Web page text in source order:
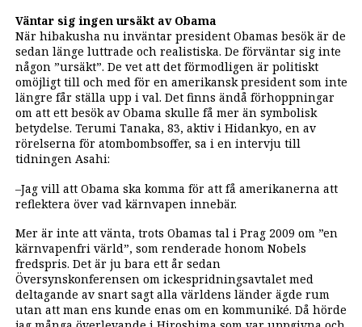
Väntar sig ingen ursäkt av Obama
När hibakusha nu inväntar president Obamas besök är de
sedan länge luttrade och realistiska. De förväntar sig inte
någon ”ursäkt”. De vet att det förmodligen är politiskt
omöjligt till och med för en amerikansk president som inte
längre får ställa upp i val. Det finns ändå förhoppningar
om att ett besök av Obama skulle få mer än symbolisk
betydelse. Terumi Tanaka, 83, aktiv i Hidankyo, en av
rörelserna för atombombsoffer, sa i en intervju till
tidningen Asahi:
­–Jag vill att Obama ska komma för att få amerikanerna att
reflektera över vad kärnvapen innebär.
Mer är inte att vänta, trots Obamas tal i Prag 2009 om ”en
kärnvapenfri värld”, som renderade honom Nobels
fredspris. Det är ju bara ett år sedan
Översynskonferensen om ickespridningsavtalet med
deltagande av snart sagt alla världens länder ägde rum
utan att man ens kunde enas om en kommuniké. Då hörde